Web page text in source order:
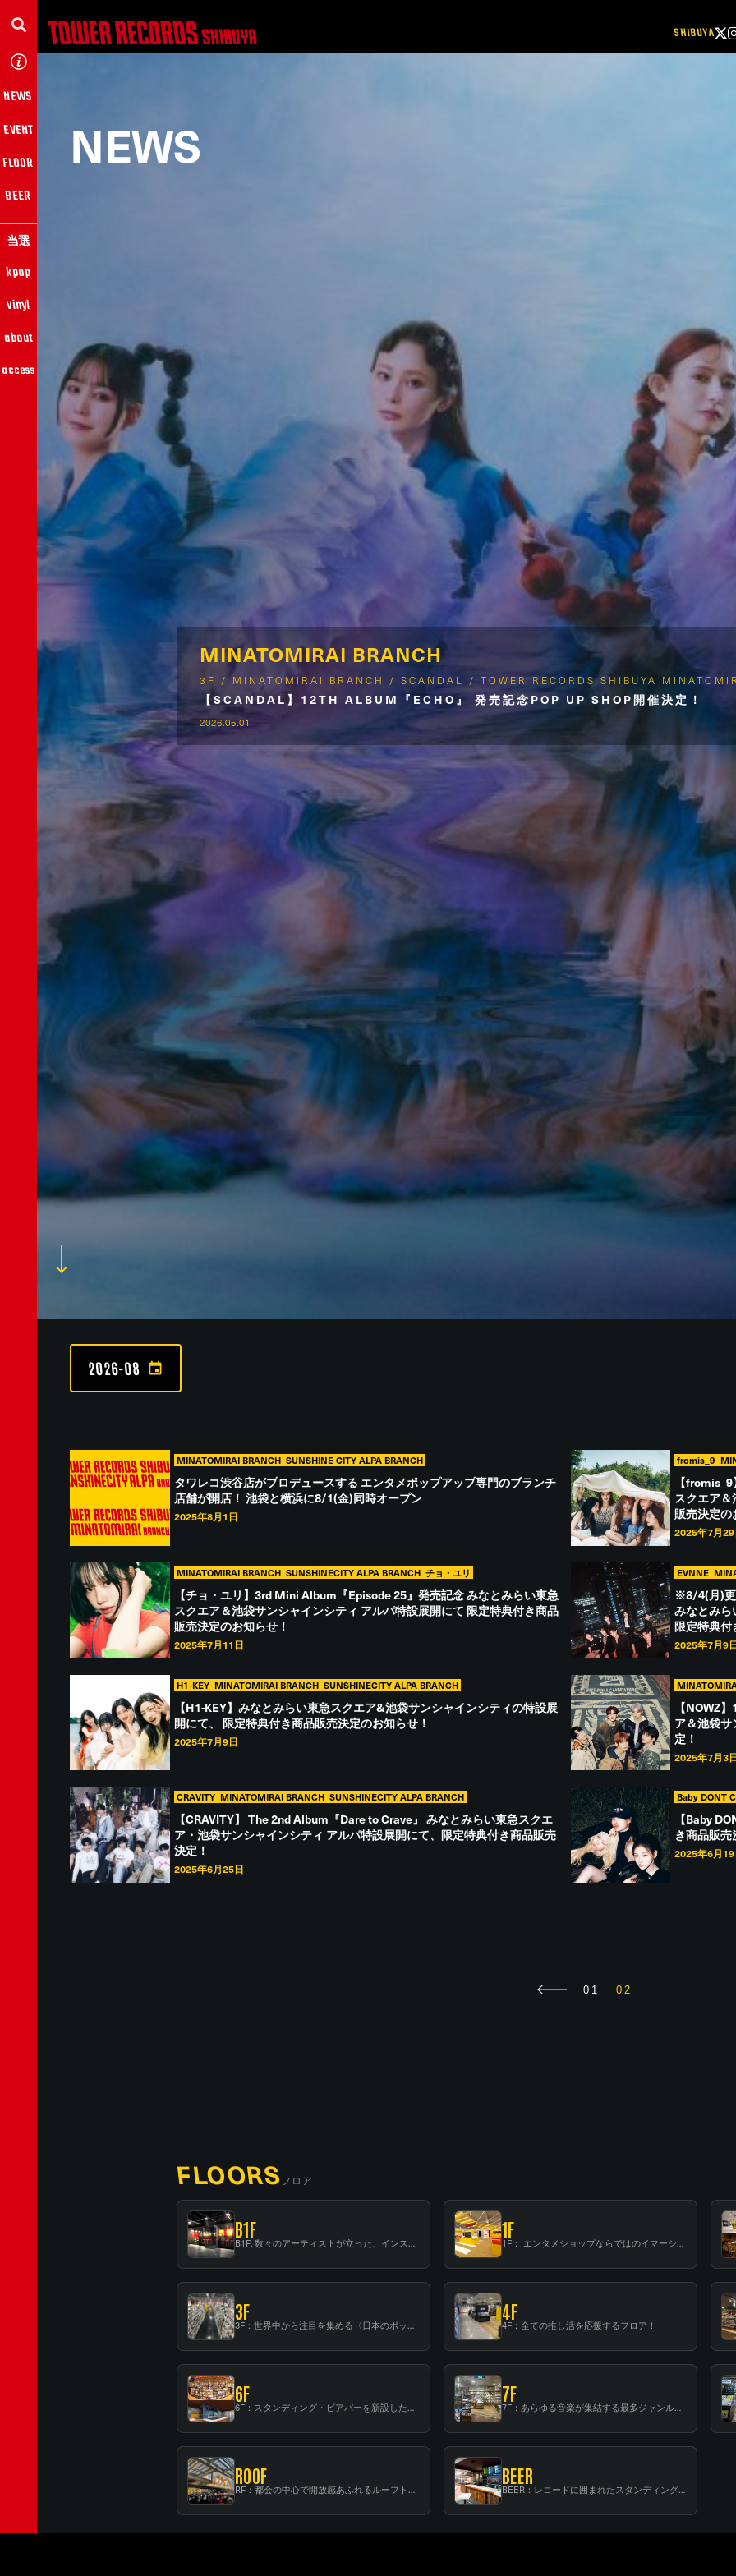
SHIBUYA
NEWS
EVENT
当選
FLOOR
BEER
kpop
vinyl
about
access
NEWS
MINATOMIRAI BRANCH
3F / MINATOMIRAI BRANCH / SCANDAL / TOWER RECORDS SHIBUYA
【SCANDAL】12TH ALBUM『ECHO』 発売記念POP UP SHOP開催決定！
2026.05.01
2026-08
MINATOMIRAI BRANCH SUNSHINE CITY ALPA BRANCH
タワレコ渋谷店がプロデュースする エンタメポップアップ専門のブランチ
店舗が開店！ 池袋と横浜に8/1(金)同時オープン
2025年8月1日
fromis_9
【
スクエア
販売決定
2025年7月
MINATOMIRAI BRANCH SUNSHINECITY ALPA BRANCH チョ・ユリ
【チョ・ユリ】3rd Mini Album『Episode 25』発売記念 みなとみらい東急
スクエア＆池袋サンシャインシティ アルパ特設展開にて 限定特典付き商品
販売決定のお知らせ！
2025年7月11日
EVNNE
※8/4(月)更
みなとみ
限定特典
2025年7月9
H1-KEY MINATOMIRAI BRANCH SUNSHINECITY ALPA BRANCH
【H1-KEY】みなとみらい東急スクエア&池袋サンシャインシティの特設展
開にて、 限定特典付き商品販売決定のお知らせ！
2025年7月9日
【NOWZ
ア＆池袋
定！
2025年7月3
CRAVITY MINATOMIRAI BRANCH SUNSHINECITY ALPA BRANCH
【CRAVITY】 The 2nd Album『Dare to Crave』 みなとみらい東急スクエ
ア・池袋サンシャインシティ アルパ特設展開にて、限定特典付き商品販売
決定！
2025年6月25日
Baby DONT
【Baby
き商品販
2025年6月
01 02
FLOORSフロア
B1F
B1F: 数々のアーティストが立った、インストアイベントの聖地！
1F
1F： エンタメショップならではのイマーシブ空間
3F
3F：世界中から注目を集める〈日本のポップカルチャー〉の発信基地！
4F
4F：全ての推し活を応援するフロア！
6F
6F：スタンディング・ビアバーを新設した日本最大規模のレコード専門フロア！
7F
7F：あらゆる音楽が集結する最多ジャンルフロア！
ROOF
RF：都会の中心で開放感あふれるルーフトップイベントスペース
BEER
BEER：レコードに囲まれたスタンディングバー